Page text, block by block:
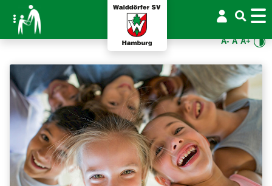
A- A A+